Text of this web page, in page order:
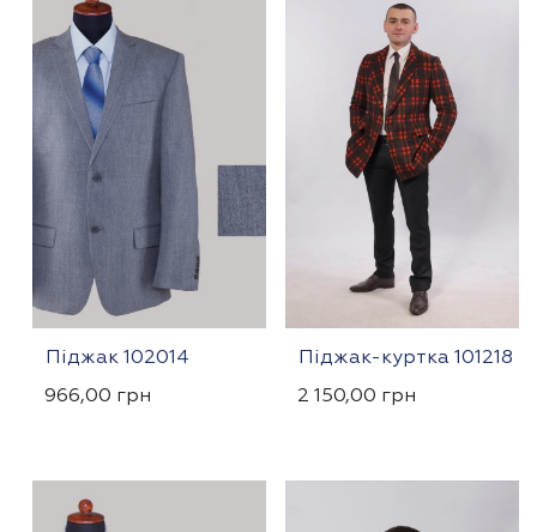
Піджак 102014
966,00 грн
Піджак-куртка 101218
2 150,00 грн